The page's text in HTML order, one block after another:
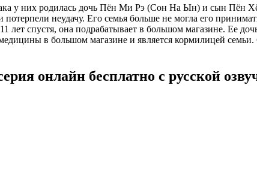
у них родилась дочь Пён Ми Рэ (Сон На Ын) и сын
неудачу. Его семья больше не могла его
лет спустя, она подрабатывает в большом магазине. Ее
в большом магазине и является кормилицей
онлайн бесплатно с русской